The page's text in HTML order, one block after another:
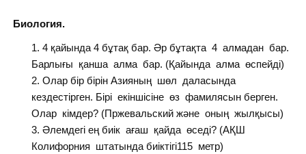
Биология.
4 қайында 4 бұтақ бар. Әр бұтақта 4 алмадан бар.
Барлығы қанша алма бар. (Қайында алма өспейді)
Олар бір бірін Азияның шөл даласында
кездестірген. Бірі екіншісіне өз фамилясын берген.
Олар кімдер? (Пржевальский және оның жылқысы)
Әлемдегі ең биік ағаш қайда өседі? (АҚШ
Колифорния штатында биіктігі115 метр)